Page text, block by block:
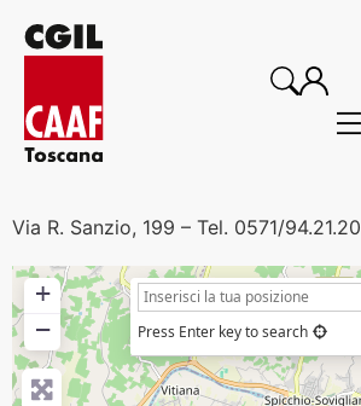
Via R. Sanzio, 199 – Tel. 0571/94.21.20
+
−
Press Enter key to search